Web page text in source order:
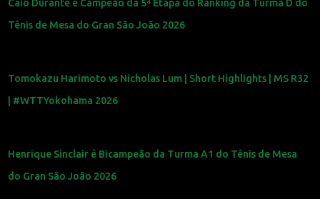
Caio Durante é Campeão da 5ª Etapa do Ranking da Turma D do
Tênis de Mesa do Gran São João 2026
Tomokazu Harimoto vs Nicholas Lum | Short Highlights | MS R32
| #WTTYokohama 2026
Henrique Sinclair é Bicampeão da Turma A1 do Tênis de Mesa
do Gran São João 2026